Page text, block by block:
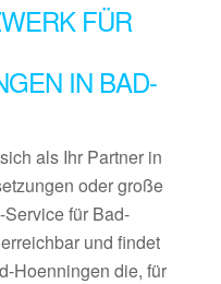
FÜR
IN BAD-
als Ihr Partner in
oder große
für Bad-
und findet
Hoenningen die, für